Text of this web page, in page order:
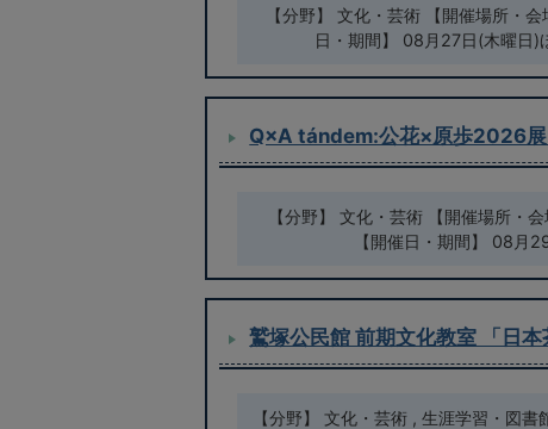
【分野】 文化・芸術 【開催場所・
日・期間】 08月27日(木曜日
Q×A tándem:公花×原歩2026展
【分野】 文化・芸術 【開催場所・
【開催日・期間】 08月
鷲塚公民館 前期文化教室 「日本
【分野】 文化・芸術 , 生涯学習・図